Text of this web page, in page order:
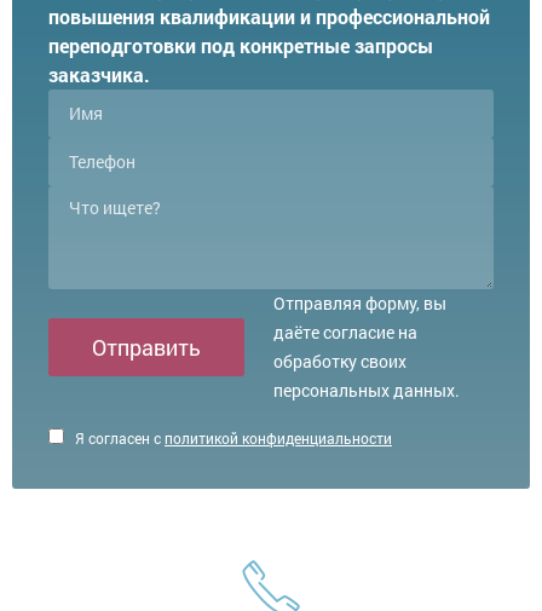
повышения квалификации и профессиональной
переподготовки под конкретные запросы
заказчика.
Я согласен сполитикой конфиденциальности
Отправить
Отправляя форму, вы
даёте согласие на
обработку своих
персональных данных.